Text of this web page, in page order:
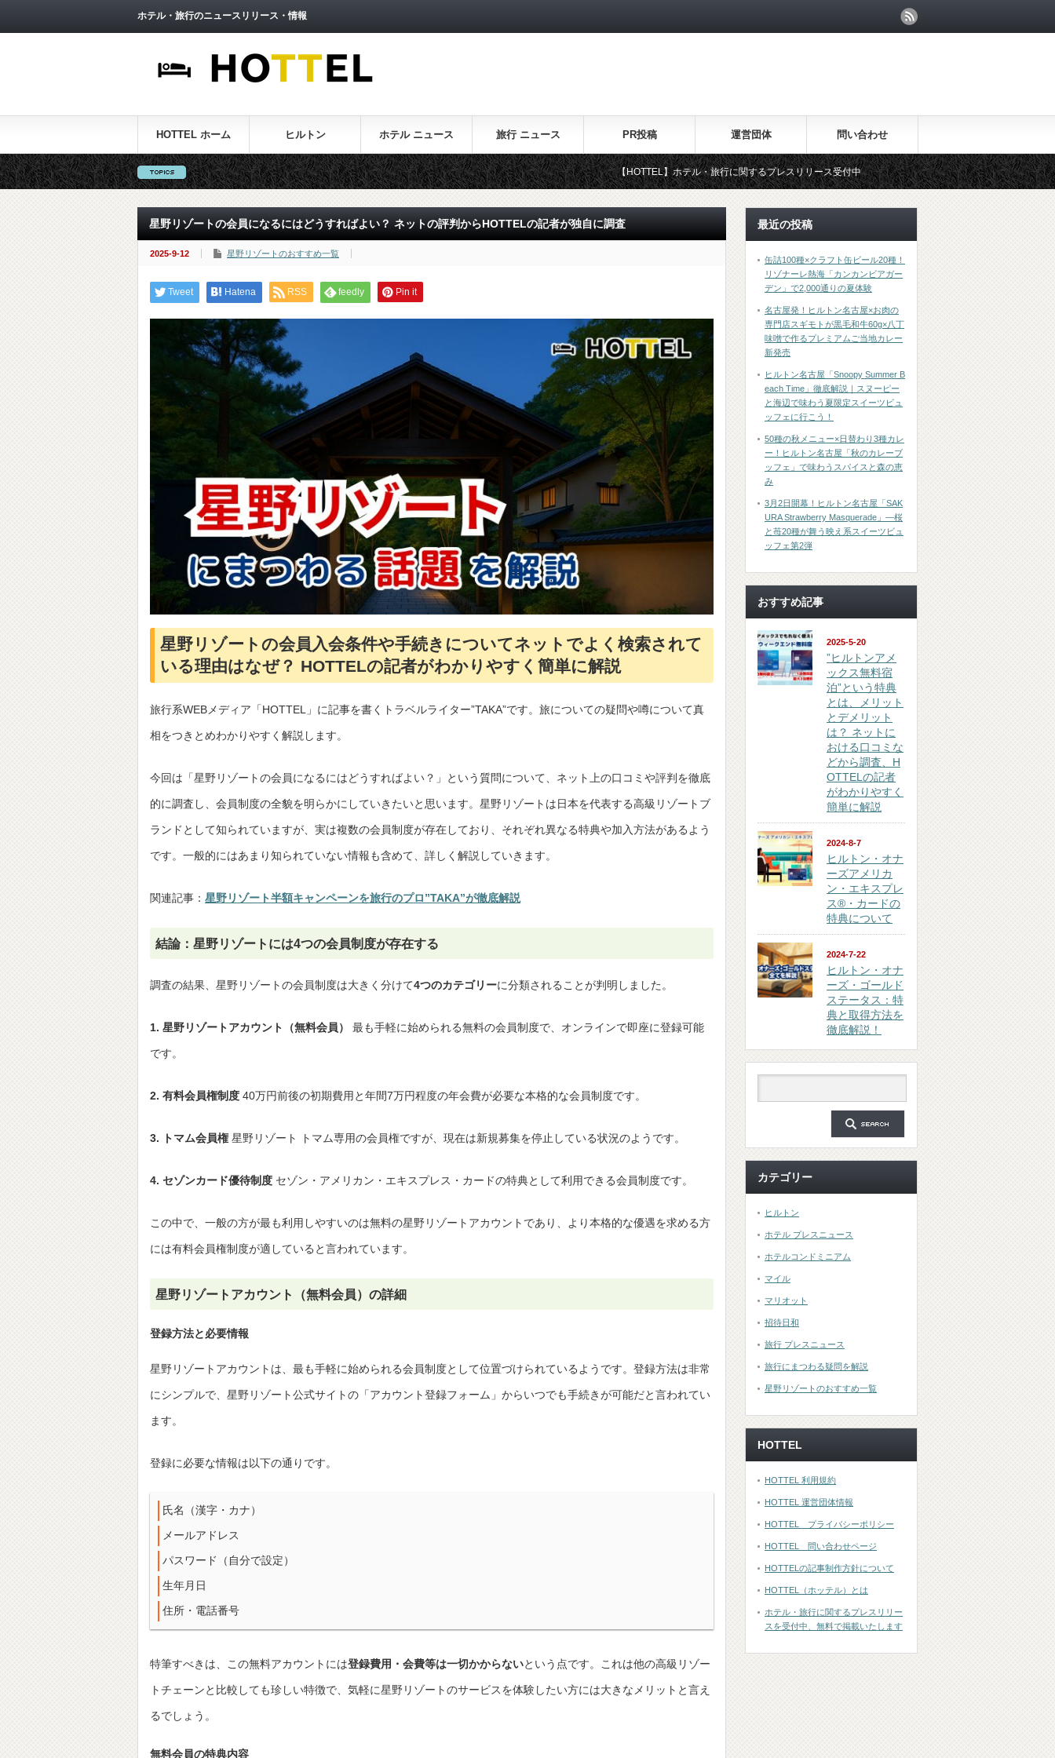
ホテル・旅行のニュースリリース・情報
HOTTEL ホーム ヒルトン ホテル ニュース 旅行 ニュース PR投稿 運営団体 問い合わせ
【HOTTEL】ホテル・旅行に関するプレスリリース受付中
星野リゾートの会員になるにはどうすればよい？ ネットの評判からHOTTELの記者が独自に調査
2025-9-12 星野リゾートのおすすめ一覧
Tweet Hatena RSS feedly Pin it
星野リゾートの会員入会条件や手続きについてネットでよく検索されて
いる理由はなぜ？ HOTTELの記者がわかりやすく簡単に解説
旅行系WEBメディア「HOTTEL」に記事を書くトラベルライター”TAKA”です。旅についての疑問や噂について真
相をつきとめわかりやすく解説します。
今回は「星野リゾートの会員になるにはどうすればよい？」という質問について、ネット上の口コミや評判を徹底
的に調査し、会員制度の全貌を明らかにしていきたいと思います。星野リゾートは日本を代表する高級リゾートブ
ランドとして知られていますが、実は複数の会員制度が存在しており、それぞれ異なる特典や加入方法があるよう
です。一般的にはあまり知られていない情報も含めて、詳しく解説していきます。
関連記事： 星野リゾート半額キャンペーンを旅行のプロ”TAKA”が徹底解説
結論：星野リゾートには4つの会員制度が存在する
調査の結果、星野リゾートの会員制度は大きく分けて4つのカテゴリーに分類されることが判明しました。
1. 星野リゾートアカウント（無料会員） 最も手軽に始められる無料の会員制度で、オンラインで即座に登録可能
です。
2. 有料会員権制度 40万円前後の初期費用と年間7万円程度の年会費が必要な本格的な会員制度です。
3. トマム会員権 星野リゾート トマム専用の会員権ですが、現在は新規募集を停止している状況のようです。
4. セゾンカード優待制度 セゾン・アメリカン・エキスプレス・カードの特典として利用できる会員制度です。
この中で、一般の方が最も利用しやすいのは無料の星野リゾートアカウントであり、より本格的な優遇を求める方
には有料会員権制度が適していると言われています。
星野リゾートアカウント（無料会員）の詳細
登録方法と必要情報
星野リゾートアカウントは、最も手軽に始められる会員制度として位置づけられているようです。登録方法は非常
にシンプルで、星野リゾート公式サイトの「アカウント登録フォーム」からいつでも手続きが可能だと言われてい
ます。
登録に必要な情報は以下の通りです。
氏名（漢字・カナ）
メールアドレス
パスワード（自分で設定）
生年月日
住所・電話番号
特筆すべきは、この無料アカウントには登録費用・会費等は一切かからないという点です。これは他の高級リゾー
トチェーンと比較しても珍しい特徴で、気軽に星野リゾートのサービスを体験したい方には大きなメリットと言え
るでしょう。
無料会員の特典内容
最近の投稿
缶詰100種×クラフト缶ビール20種！
リゾナーレ熱海「カンカンビアガー
デン」で2,000通りの夏体験
名古屋発！ヒルトン名古屋×お肉の
専門店スギモトが黒毛和牛60g×八丁
味噌で作るプレミアムご当地カレー
新発売
ヒルトン名古屋「Snoopy Summer B
each Time」徹底解説｜スヌーピー
と海辺で味わう夏限定スイーツビュ
ッフェに行こう！
50種の秋メニュー×日替わり3種カレ
ー！ヒルトン名古屋「秋のカレーブ
ッフェ」で味わうスパイスと森の恵
み
3月2日開幕！ヒルトン名古屋「SAK
URA Strawberry Masquerade」―桜
と苺20種が舞う映え系スイーツビュ
ッフェ第2弾
おすすめ記事
2025-5-20
”ヒルトンアメ
ックス無料宿
泊”という特典
とは、メリット
とデメリット
は？ ネットに
おける口コミな
どから調査、H
OTTELの記者
がわかりやすく
簡単に解説
2024-8-7
ヒルトン・オナ
ーズアメリカ
ン・エキスプレ
ス®・カードの
特典について
2024-7-22
ヒルトン・オナ
ーズ・ゴールド
ステータス：特
典と取得方法を
徹底解説！
カテゴリー
ヒルトン
ホテル プレスニュース
ホテルコンドミニアム
マイル
マリオット
招待日和
旅行 プレスニュース
旅行にまつわる疑問を解説
星野リゾートのおすすめ一覧
HOTTEL
HOTTEL 利用規約
HOTTEL 運営団体情報
HOTTEL プライバシーポリシー
HOTTEL 問い合わせページ
HOTTELの記事制作方針について
HOTTEL（ホッテル）とは
ホテル・旅行に関するプレスリリー
スを受付中、無料で掲載いたします